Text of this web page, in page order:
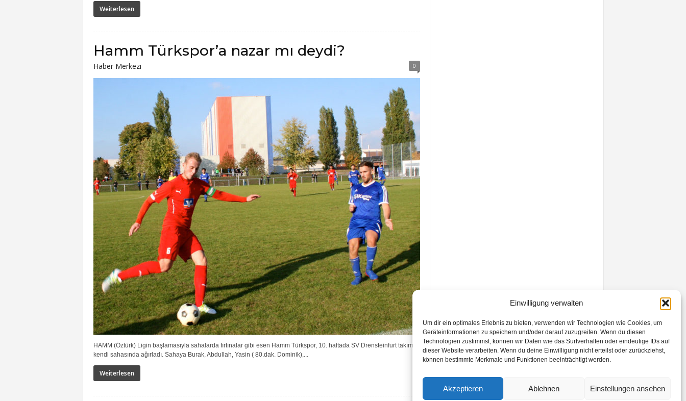
Einwilligung verwalten
Um dir ein optimales Erlebnis zu bieten, verwenden wir Technologien wie Cookies, um
Geräteinformationen zu speichern und/oder darauf zuzugreifen. Wenn du diesen
Technologien zustimmst, können wir Daten wie das Surfverhalten oder eindeutige IDs auf
dieser Website verarbeiten. Wenn du deine Einwilligung nicht erteilst oder zurückziehst,
können bestimmte Merkmale und Funktionen beeinträchtigt werden.
Akzeptieren Ablehnen Einstellungen ansehen
Weiterlesen
Hamm Türkspor’a nazar mı deydi?
Haber Merkezi 0
HAMM (Öztürk) Ligin başlamasıyla sahalarda fırtınalar gibi esen Hamm Türkspor, 10. haftada SV Drensteinfurt takımını
kendi sahasında ağırladı. Sahaya Burak, Abdullah, Yasin ( 80.dak. Dominik),...
Weiterlesen